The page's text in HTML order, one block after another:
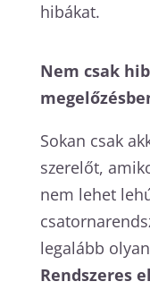
hibákat.
Nem csak
Sokan csak
szerelőt,
nem lehet
legalább
Rendszeres